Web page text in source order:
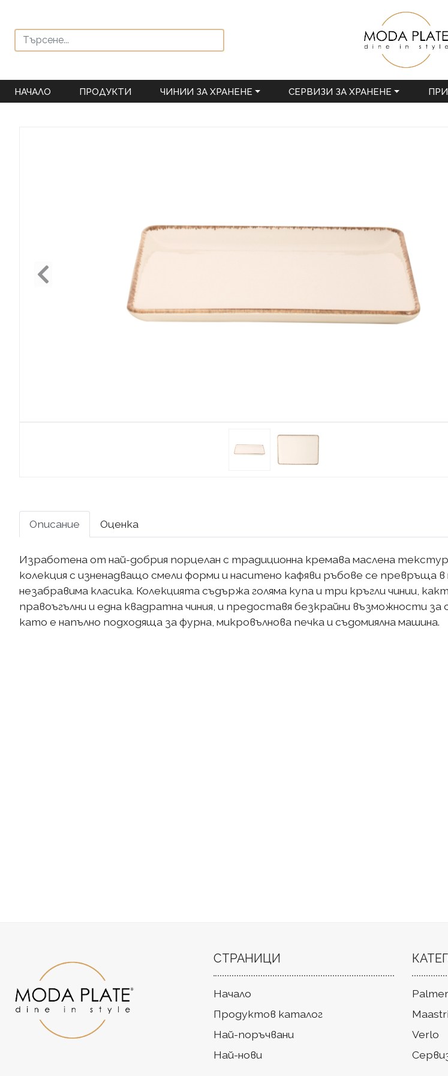
НАЧАЛО ПРОДУКТИ ЧИНИИ ЗА ХРАНЕНЕ СЕРВИЗИ ЗА ХРАНЕНЕ
Описание Оценка
Изработена от най-добрия порцелан с традиционна кремава маслена
колекция с изненадващо смели форми и наситено кафяви ръбове се превръща в
незабравима класика. Колекцията съдържа голяма купа и три кръгли чинии,
правоъгълни и една квадратна чиния, и предоставя безкрайни възможности за
като е напълно подходяща за фурна, микровълнова печка и съдомиялна машина.
СТРАНИЦИ
Начало
Продуктов каталог
Най-поръчвани
Най-нови
Palmer
Verlo